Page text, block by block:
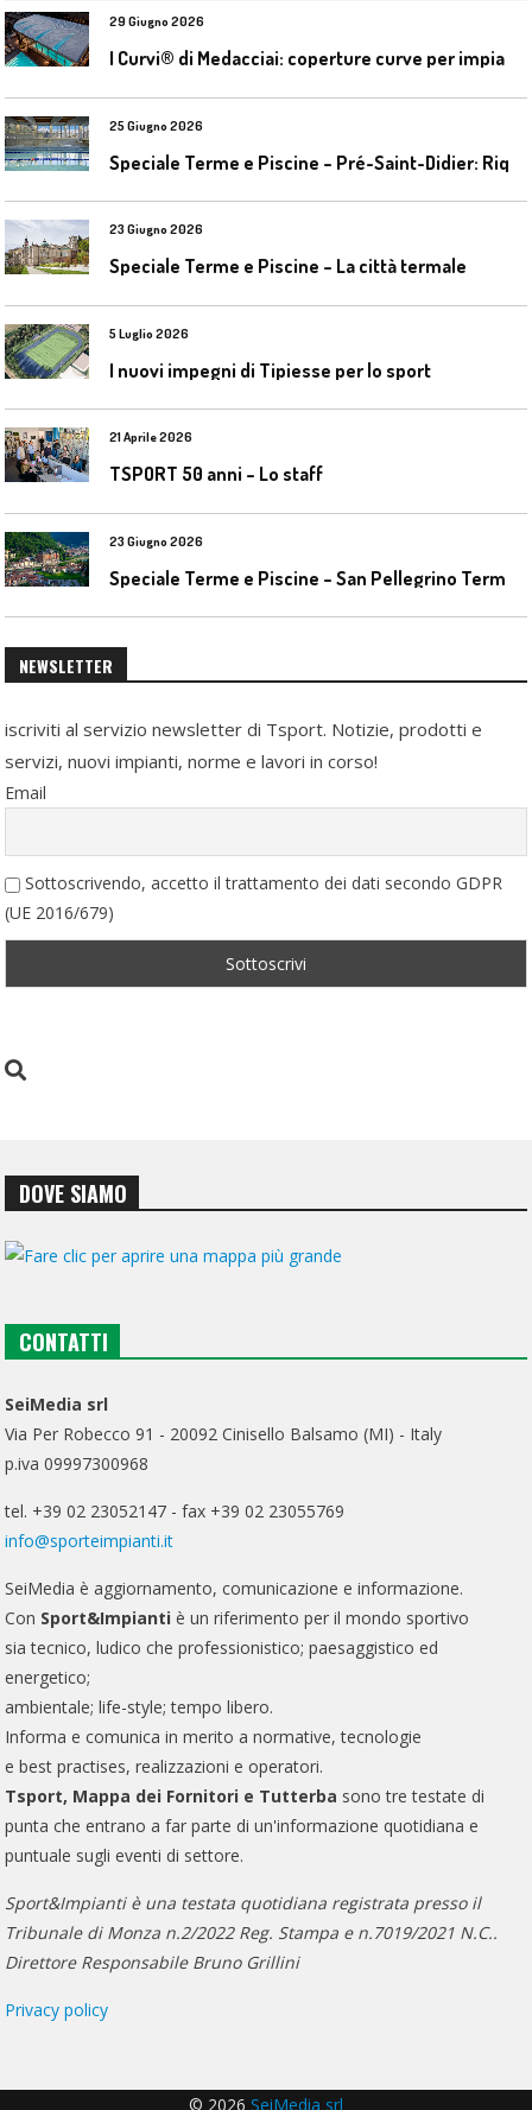
29 Giugno 2026
25 Giugno 2026
23 Giugno 2026
Speciale Terme e Piscine – La città termale
5 Luglio 2026
I nuovi impegni di Tipiesse per lo sport
21 Aprile 2026
TSPORT 50 anni – Lo staff
23 Giugno 2026
NEWSLETTER
iscriviti al servizio newsletter di Tsport. Notizie, prodotti e
servizi, nuovi impianti, norme e lavori in corso!
Email
Sottoscrivendo, accetto il trattamento dei dati secondo GDPR
(UE 2016/679)
DOVE SIAMO
CONTATTI
SeiMedia srl
Via Per Robecco 91 - 20092 Cinisello Balsamo (MI) - Italy
p.iva 09997300968
tel. +39 02 23052147 - fax +39 02 23055769
info@sporteimpianti.it
SeiMedia è aggiornamento, comunicazione e informazione.
Con Sport&Impianti è un riferimento per il mondo sportivo
sia tecnico, ludico che professionistico; paesaggistico ed
energetico;
ambientale; life-style; tempo libero.
Informa e comunica in merito a normative, tecnologie
e best practises, realizzazioni e operatori.
Tsport, Mappa dei Fornitori e Tutterba sono tre testate di
punta che entrano a far parte di un'informazione quotidiana e
puntuale sugli eventi di settore.
Sport&Impianti è una testata quotidiana registrata presso il
Tribunale di Monza n.2/2022 Reg. Stampa e n.7019/2021 N.C..
Direttore Responsabile Bruno Grillini
Privacy policy
© 2026 SeiMedia srl